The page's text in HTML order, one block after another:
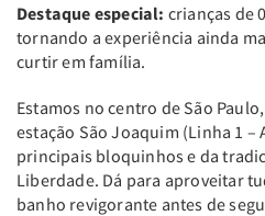
Destaque especial: crianças de
tornando a experiência ainda
curtir em família.
Estamos no centro de São
estação São Joaquim (Linha 1 –
principais bloquinhos e da
Liberdade. Dá para aproveitar
banho revigorante antes de